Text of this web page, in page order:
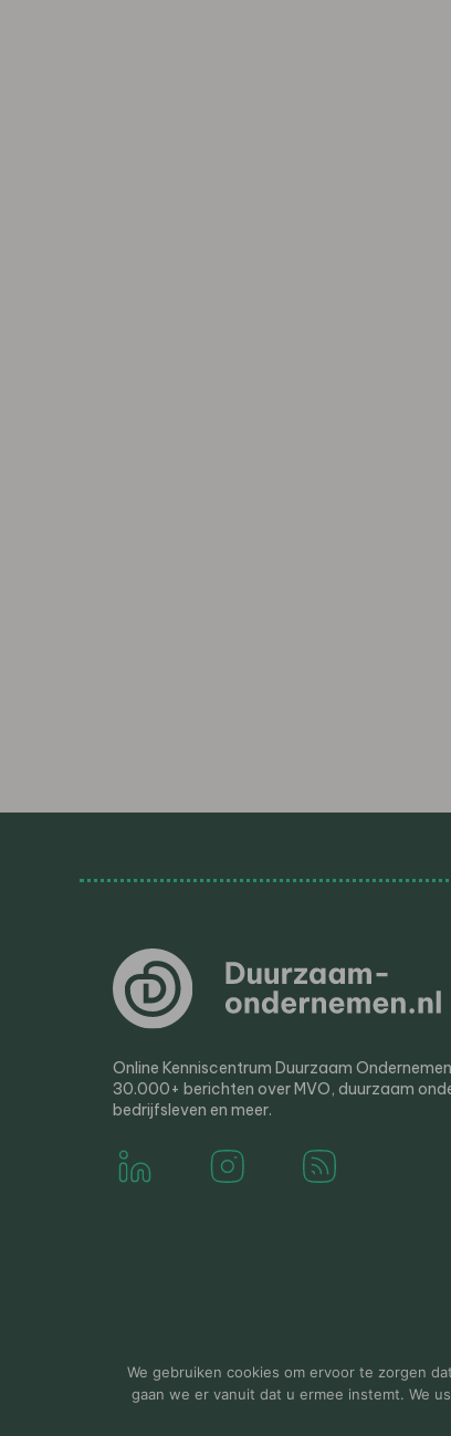
Online Kenniscentrum Duurzaam
30.000+ berichten over MVO, duurzaam
bedrijfsleven en meer.
© 2000-2026 Van der Molen EIS Colofon
We gebruiken cookies om ervoor te zorgen
gaan we er vanuit dat u ermee instemt. We